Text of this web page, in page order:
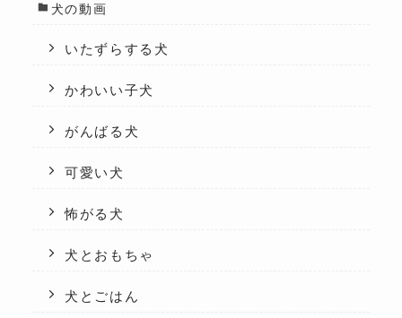
犬の動画
いたずらする犬
かわいい子犬
がんばる犬
可愛い犬
怖がる犬
犬とおもちゃ
犬とごはん